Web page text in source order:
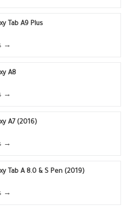
Tab A9 Plus
→
A8
→
A7 (2016)
→
Tab A 8.0 & S Pen (2019)
→